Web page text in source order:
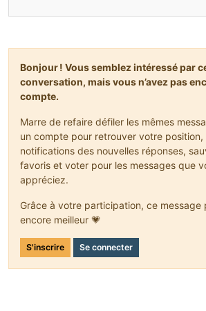
Bonjour ! Vous semblez intéressé par
conversation, mais vous n’avez pas
compte.
Marre de refaire défiler les mêmes
un compte pour retrouver votre
notifications des nouvelles réponses,
favoris et voter pour les messages que
appréciez.
Grâce à votre participation, ce message
encore meilleur 💗
S'inscrire Se connecter